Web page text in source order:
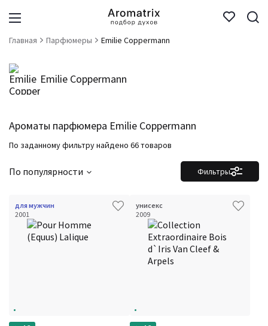
Главная Парфюмеры Emilie Coppermann
Emilie Coppermann
Ароматы парфюмера Emilie Coppermann
По заданному фильтру найдено 66 товаров
Фильтры
По популярности
для мужчин
2001
унисекс
2009